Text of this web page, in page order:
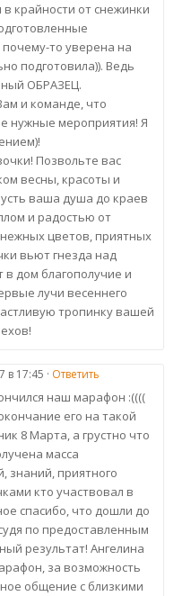
в крайности от снежинки
то уверена на
подготовила)). Ведь
ОБРАЗЕЦ.
и команде, что
нужные мероприятия! Я
Позвольте вас
весны, красоты и
ваша душа до краев
и радостью от
цветов, приятных
вьют гнезда над
дом благополучие и
лучи весеннего
тропинку вашей
в 17:45 · Ответить
наш марафон :((((
его на такой
8 Марта, а грустно что
масса
знаний, приятного
кто участвовал в
спасибо, что дошли до
по предоставленным
результат! Ангелина
за возможность
общение с близкими